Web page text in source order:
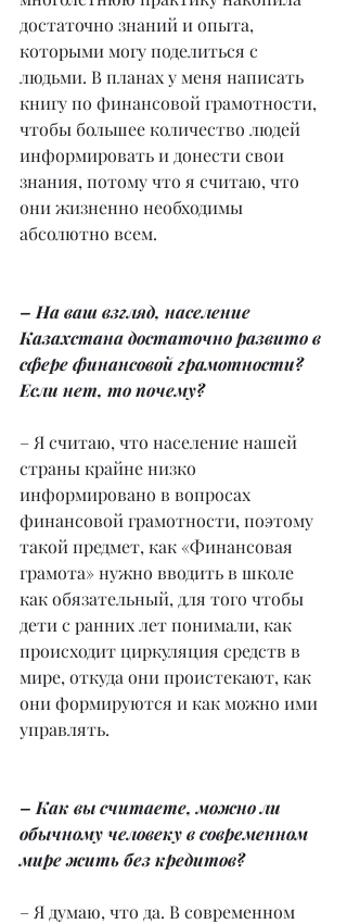
достаточно знаний и опыта,
которыми могу поделиться с
людьми. В планах у меня написать
книгу по финансовой грамотности,
чтобы большее количество людей
информировать и донести свои
знания, потому что я считаю, что
они жизненно необходимы
абсолютно всем.
– На ваш взгляд, население
Казахстана достаточно развито в
сфере финансовой грамотности?
Если нет, то почему?
– Я считаю, что население нашей
страны крайне низко
информировано в вопросах
финансовой грамотности, поэтому
такой предмет, как «Финансовая
грамота» нужно вводить в школе
как обязательный, для того чтобы
дети с ранних лет понимали, как
происходит циркуляция средств в
мире, откуда они проистекают, как
они формируются и как можно ими
управлять.
– Как вы считаете, можно ли
обычному человеку в современном
мире жить без кредитов?
– Я думаю, что да. В современном